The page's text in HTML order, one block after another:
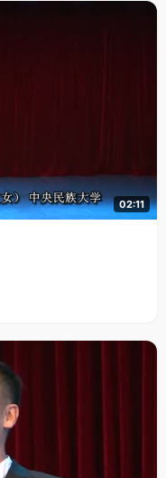
02:11